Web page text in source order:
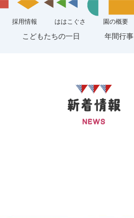
採用情報 ははこぐさ 園の概要
こどもたちの一日 年間行事